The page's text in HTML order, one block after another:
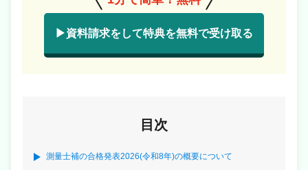
▶資料請求をして特典を無料で受け取る
目次
測量士補の合格発表2026(令和8年)の概要について